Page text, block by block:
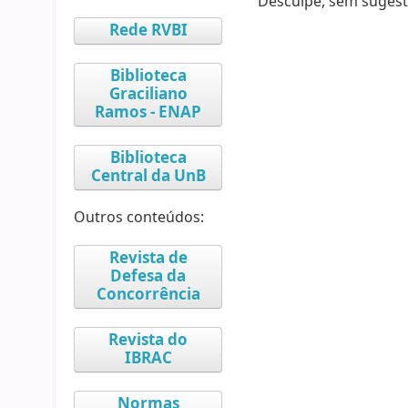
Rede RVBI
Biblioteca
Graciliano
Ramos - ENAP
Biblioteca
Central da UnB
Outros conteúdos:
Revista de
Defesa da
Concorrência
Revista do
IBRAC